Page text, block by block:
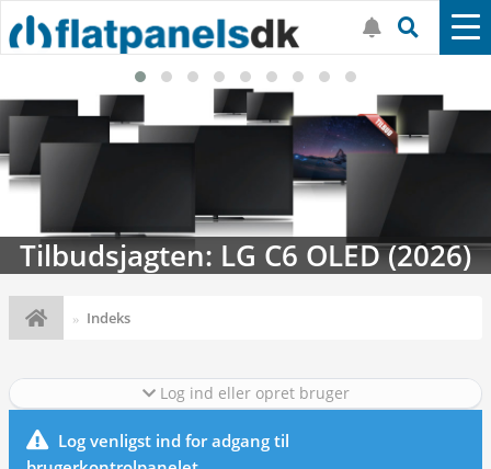
Tilbudsjagten: LG C6 OLED (2026)
Indeks
Log ind eller opret bruger
Log venligst ind for adgang til